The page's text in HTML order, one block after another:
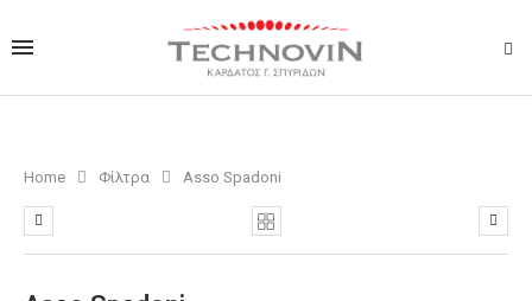
Home Φίλτρα Asso Spadoni